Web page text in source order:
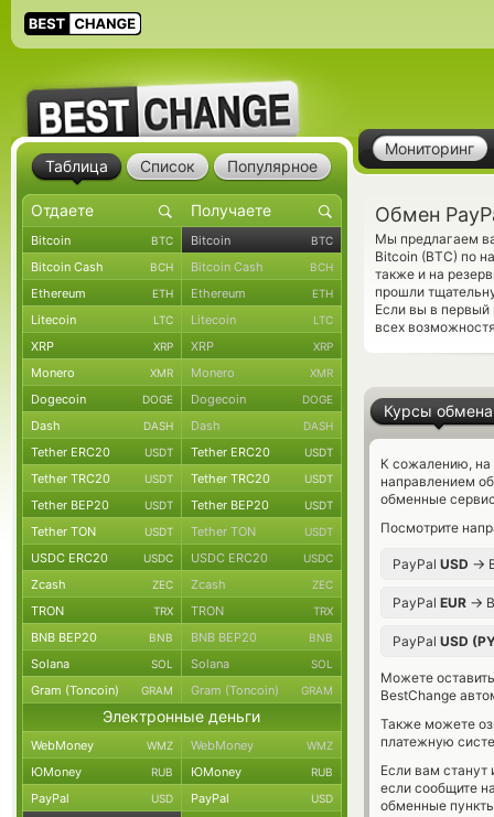
Мониторинг
Обмен
Мы предлагаем
Bitcoin (BTC) по
также и на
прошли
Если вы в первый
всех
Курсы обмена
К сожалению, на
направлением
обменные
Посмотрите
PayPal USD →
PayPal EUR →
PayPal USD
Можете
BestChange
Также можете
платежную
Если вам
если сообщите
обменные
Таблица Список Популярное
Bitcoin BTC Bitcoin BTC
Bitcoin Cash BCH Bitcoin Cash BCH
Ethereum ETH Ethereum ETH
Litecoin LTC Litecoin LTC
XRP XRP XRP XRP
Monero XMR Monero XMR
Dogecoin DOGE Dogecoin DOGE
Dash DASH Dash DASH
Tether ERC20 USDT Tether ERC20 USDT
Tether TRC20 USDT Tether TRC20 USDT
Tether BEP20 USDT Tether BEP20 USDT
Tether TON USDT Tether TON USDT
USDC ERC20 USDC USDC ERC20 USDC
Zcash ZEC Zcash ZEC
TRON TRX TRON TRX
BNB BEP20 BNB BNB BEP20 BNB
Solana SOL Solana SOL
Gram (Toncoin) GRAM Gram (Toncoin) GRAM
Электронные деньги
WebMoney WMZ WebMoney WMZ
ЮMoney RUB ЮMoney RUB
PayPal USD PayPal USD